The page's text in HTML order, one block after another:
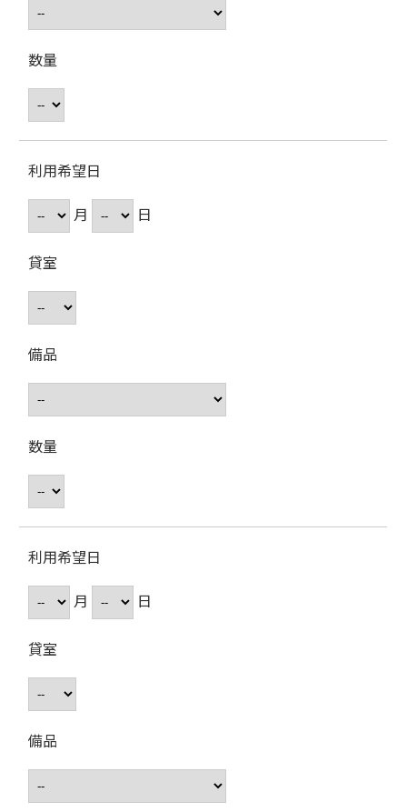
数量
利用希望日
月
日
貸室
備品
数量
利用希望日
月
日
貸室
備品